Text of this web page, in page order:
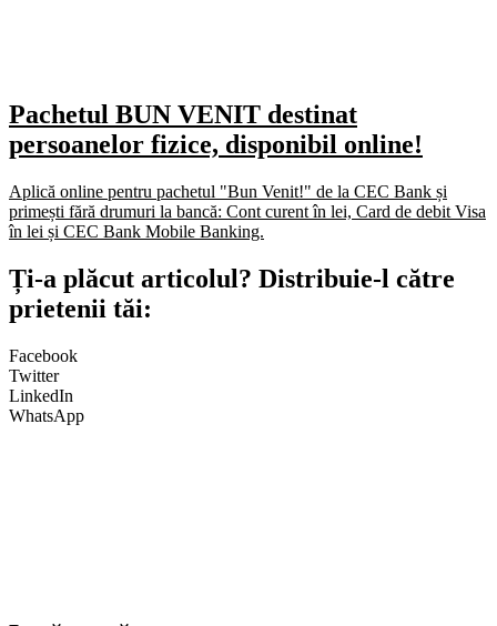
Pachetul BUN VENIT destinat
persoanelor fizice, disponibil online!
Aplică online pentru pachetul "Bun Venit!" de la CEC Bank și
primești fără drumuri la bancă: Cont curent în lei, Card de debit Visa
în lei și CEC Bank Mobile Banking.​
Ți-a plăcut articolul? Distribuie-l către
prietenii tăi:
Facebook
Twitter
LinkedIn
WhatsApp